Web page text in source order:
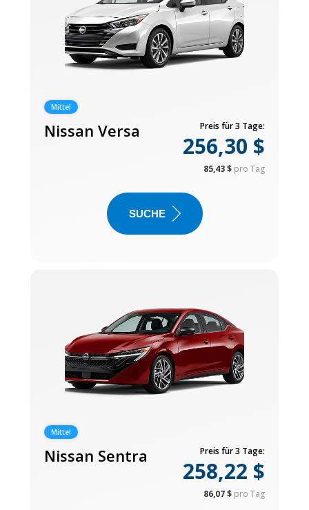
Mittel
Nissan Versa Preis für 3 Tage:
256,30 $
85,43 $ pro Tag
SUCHE
Mittel
Nissan Sentra Preis für 3 Tage:
258,22 $
86,07 $ pro Tag